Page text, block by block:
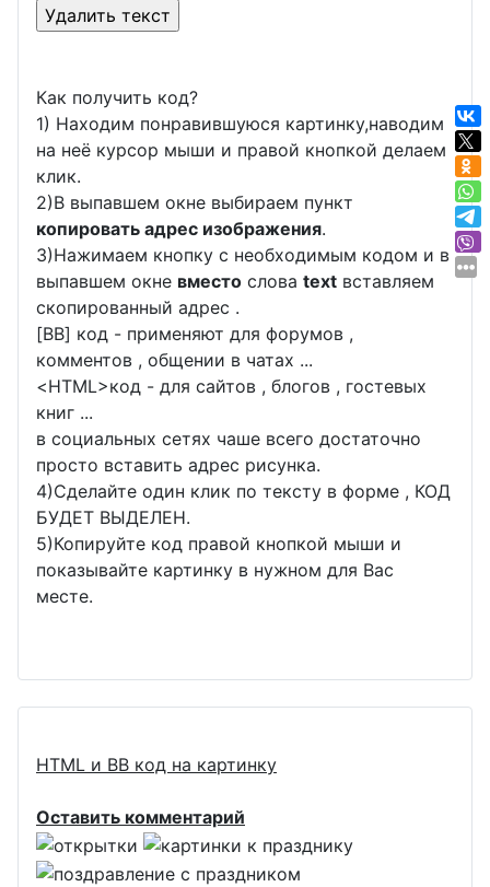
Как получить код?
1) Находим понравившуюся картинку,наводим
на неё курсор мыши и правой кнопкой делаем
клик.
2)В выпавшем окне выбираем пункт
копировать адрес изображения.
3)Нажимаем кнопку с необходимым кодом и в
выпавшем окне вместо слова text вставляем
скопированный адрес .
[BB] код - применяют для форумов ,
комментов , общении в чатах ...
<HTML>код - для сайтов , блогов , гостевых
книг ...
в социальных сетях чаше всего достаточно
просто вставить адрес рисунка.
4)Сделайте один клик по тексту в форме , КОД
БУДЕТ ВЫДЕЛЕН.
5)Копируйте код правой кнопкой мыши и
показывайте картинку в нужном для Вас
месте.
HTML и BB код на картинку
Оставить комментарий